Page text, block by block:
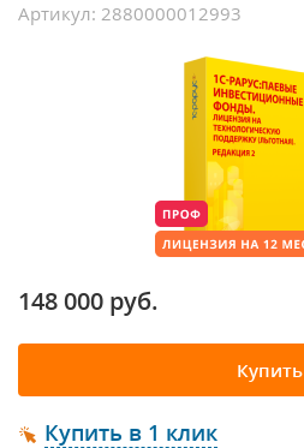
Артикул: 2880000012993
148 000 руб.
Купить
Купить в 1 клик